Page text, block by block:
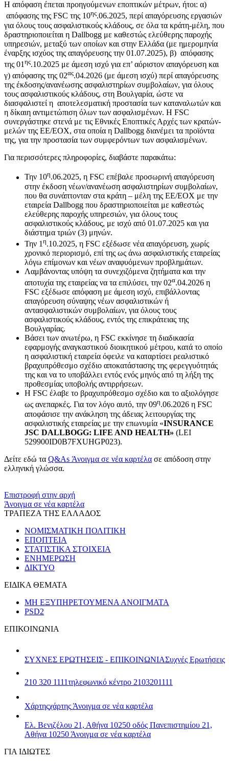
Η απόφαση έπεται προηγούμενων εποπτικών μέτρων, ήτοι: α)
απόφασης της FSC της 10ης.06.2025, περί απαγόρευσης εργασιών
για όλους τους ασφαλιστικούς κλάδους, σε όλα τα κράτη-μέλη, που
δραστηριοποιείται η Dallbogg με καθεστώς ελεύθερης παροχής
υπηρεσιών, μεταξύ των οποίων και στην Ελλάδα (με ημερομηνία
έναρξης ισχύος της απαγόρευσης την 01.07.2025), β) απόφασης
της 01 ης.10.2025 με άμεση ισχύ για επ’ αόριστον απαγόρευση και
γ) απόφασης της 02ας.04.2026 (με άμεση ισχύ) περί απαγόρευσης
της έκδοσης/ανανέωσης ασφαλιστηρίων συμβολαίων, για όλους
τους ασφαλιστικούς κλάδους, στη Βουλγαρία, ώστε να
διασφαλιστεί η αποτελεσματική προστασία των καταναλωτών και
η δίκαιη αντιμετώπιση όλων των ασφαλισμένων. H FSC
συνεργάστηκε στενά με τις Εθνικές Εποπτικές Αρχές των κρατών-
μελών της ΕΕ/EOX, στα οποία η Dallbogg διανέμει τα προϊόντα
της, για την προστασία των συμφερόντων των ασφαλισμένων.
Για περισσότερες πληροφορίες, διαβάστε παρακάτω:
Την 10η.06.2025, η FSC επέβαλε προσωρινή απαγόρευση
στην έκδοση νέων/ανανέωση ασφαλιστηρίων συμβολαίων,
που θα συνάπτονταν στα κράτη – μέλη της ΕΕ/ΕΟΧ με την
εταιρεία Dallbogg που δραστηριοποιείται με καθεστώς
ελεύθερης παροχής υπηρεσιών, για όλους τους
ασφαλιστικούς κλάδους, με ισχύ από 01.07.2025 και για
διάστημα τριών (3) μηνών.
Την 1 η.10.2025, η FSC εξέδωσε νέα απαγόρευση, χωρίς
χρονικό περιορισμό, επί της ως άνω ασφαλιστικής εταιρείας
λόγω επίμονων και νέων αναφυόμενων προβλημάτων.
Λαμβάνοντας υπόψη τα συνεχιζόμενα ζητήματα και την
αποτυχία της εταιρείας να τα επιλύσει, την 02α.04.2026 η
FSC εξέδωσε απόφαση με άμεση ισχύ, επιβάλλοντας
απαγόρευση σύναψης νέων ασφαλιστικών ή
αντασφαλιστικών συμβολαίων, για όλους τους
ασφαλιστικούς κλάδους, εντός της επικράτειας της
Βουλγαρίας.
Βάσει των ανωτέρω, η FSC εκκίνησε τη διαδικασία
εφαρμογής αναγκαστικού διοικητικού μέτρου, κατά το οποίο
η ασφαλιστική εταιρεία όφειλε να καταρτίσει ρεαλιστικό
βραχυπρόθεσμο σχέδιο αποκατάστασης της φερεγγυότητάς
της και να το υποβάλλει εντός ενός μηνός από τη λήξη της
προθεσμίας υποβολής αντιρρήσεων.
Η FSC έλαβε το βραχυπρόθεσμο σχέδιο και το αξιολόγησε
ως ανεπαρκές. Για τον λόγο αυτό, την 09η.06.2026 η FSC
αποφάσισε την ανάκληση της άδειας λειτουργίας της
ασφαλιστικής εταιρείας με την επωνυμία «INSURANCE
JSC DALLBOGG: LIFE AND HEALTH» (LEI
529900ID0B7FXUHGP023).
Δείτε εδώ τα Q&As Άνοιγμα σε νέα καρτέλα σε απόδοση στην
ελληνική γλώσσα.
Επιστροφή στην αρχή
Άνοιγμα σε νέα καρτέλα
ΤΡΑΠΕΖΑ ΤΗΣ ΕΛΛΑΔΟΣ
ΝΟΜΙΣΜΑΤΙΚΗ ΠΟΛΙΤΙΚΗ
ΕΠΟΠΤΕΙΑ
ΣΤΑΤΙΣΤΙΚΑ ΣΤΟΙΧΕΙΑ
ΕΝΗΜΕΡΩΣΗ
ΔΙΚΤΥΟ
ΕΙΔΙΚΑ ΘΕΜΑΤΑ
ΜΗ ΕΞΥΠΗΡΕΤΟΥΜΕΝΑ ΑΝΟΙΓΜΑΤΑ
PSD2
ΕΠΙΚΟΙΝΩΝΙΑ
ΣΥΧΝΕΣ ΕΡΩΤΗΣΕΙΣ - ΕΠΙΚΟΙΝΩΝΙΑΣυχνές Ερωτήσεις
210 320 1111τηλεφωνικό κέντρο 2103201111
Χάρτηςχάρτης Άνοιγμα σε νέα καρτέλα
Ελ. Βενιζέλου 21, Αθήνα 10250 οδός Πανεπιστημίου 21,
Αθήνα 10250 Άνοιγμα σε νέα καρτέλα
ΓΙΑ ΙΔΙΩΤΕΣ